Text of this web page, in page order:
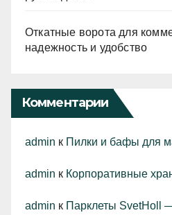
Откатные ворота для
надежность и удобство
Комментарии
admin к Пилки и бафы для
admin к Корпоративные
admin к Парклеты SvetHoll